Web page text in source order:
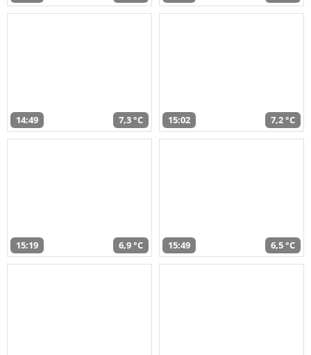
14:49 7,3 °C 15:02 7,2 °C
15:19 6,9 °C 15:49 6,5 °C